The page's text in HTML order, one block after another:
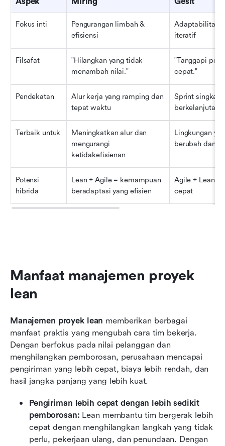
Fokus inti
Pengurangan limbah &
efisiensi
Adaptabilitas
iteratif
Filsafat
"Hilangkan yang tidak
menambah nilai."
"Tanggapi
cepat."
Pendekatan
Alur kerja yang ramping dan
tepat waktu
Sprint singkat
berkelanjutan
Terbaik untuk
Meningkatkan alur dan
mengurangi
ketidakefisienan
Lingkungan
berubah dan
Potensi
hibrida
Lean + Agile = kemampuan
beradaptasi yang efisien
Agile + Lean =
cepat
Manfaat manajemen proyek
lean
Manajemen proyek lean memberikan berbagai
manfaat praktis yang mengubah cara tim bekerja.
Dengan berfokus pada nilai pelanggan dan
menghilangkan pemborosan, perusahaan mencapai
pengiriman yang lebih cepat, biaya lebih rendah, dan
hasil jangka panjang yang lebih kuat.
Pengiriman lebih cepat dengan lebih sedikit
pemborosan: Lean membantu tim bergerak lebih
cepat dengan menghilangkan langkah yang tidak
perlu, pekerjaan ulang, dan penundaan. Dengan